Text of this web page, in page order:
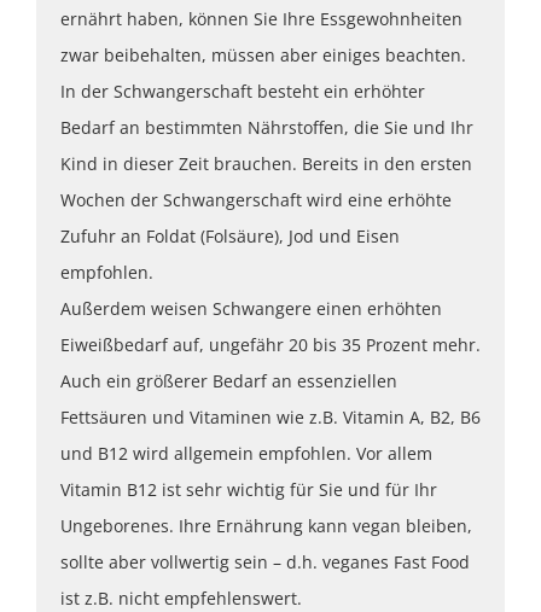
ernährt haben, können Sie Ihre Essgewohnheiten
zwar beibehalten, müssen aber einiges beachten.
In der Schwangerschaft besteht ein erhöhter
Bedarf an bestimmten Nährstoffen, die Sie und Ihr
Kind in dieser Zeit brauchen. Bereits in den ersten
Wochen der Schwangerschaft wird eine erhöhte
Zufuhr an Foldat (Folsäure), Jod und Eisen
empfohlen.
Außerdem weisen Schwangere einen erhöhten
Eiweißbedarf auf, ungefähr 20 bis 35 Prozent mehr.
Auch ein größerer Bedarf an essenziellen
Fettsäuren und Vitaminen wie z.B. Vitamin A, B2, B6
und B12 wird allgemein empfohlen. Vor allem
Vitamin B12 ist sehr wichtig für Sie und für Ihr
Ungeborenes. Ihre Ernährung kann vegan bleiben,
sollte aber vollwertig sein – d.h. veganes Fast Food
ist z.B. nicht empfehlenswert.